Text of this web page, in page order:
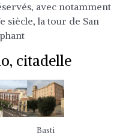
avec notamment
siècle, la tour de San
citadelle
Basti